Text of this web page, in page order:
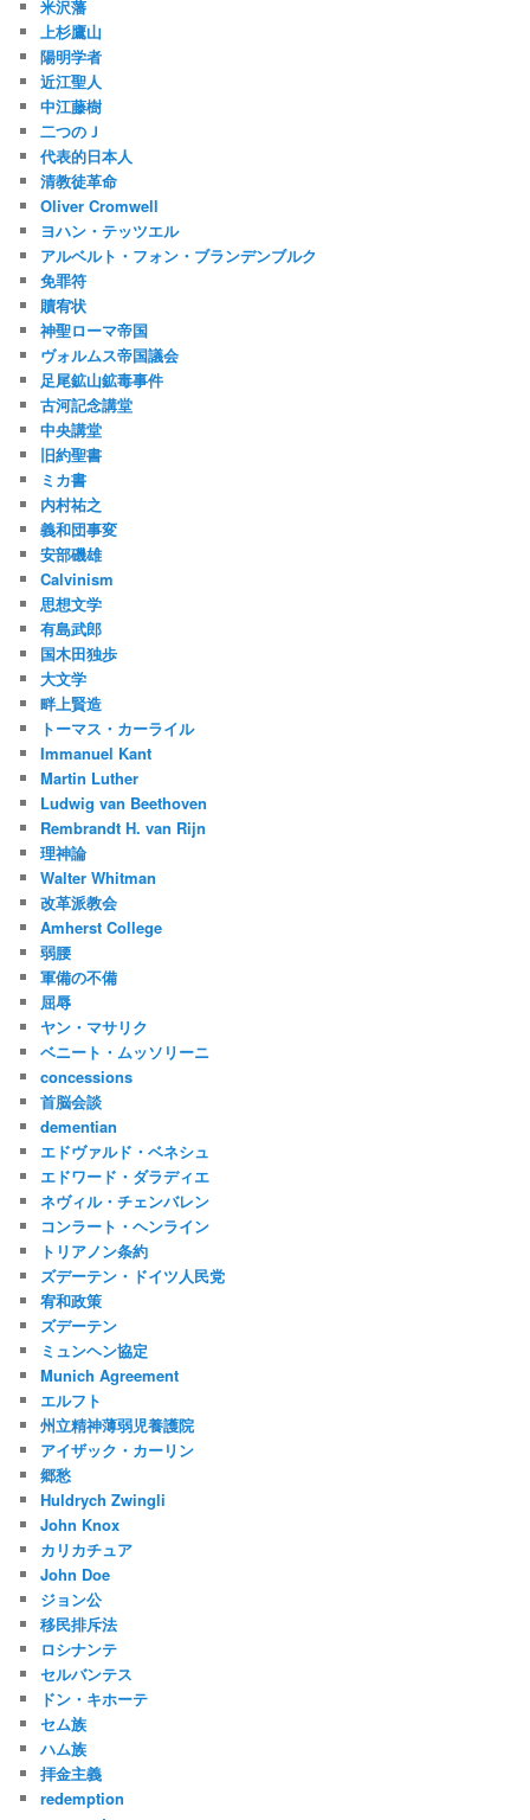
米沢藩
上杉鷹山
陽明学者
近江聖人
中江藤樹
二つのＪ
代表的日本人
清教徒革命
Oliver Cromwell
ヨハン・テッツエル
アルベルト・フォン・ブランデンブルク
免罪符
贖宥状
神聖ローマ帝国
ヴォルムス帝国議会
足尾鉱山鉱毒事件
古河記念講堂
中央講堂
旧約聖書
ミカ書
内村祐之
義和団事変
安部磯雄
Calvinism
思想文学
有島武郎
国木田独歩
大文学
畔上賢造
トーマス・カーライル
Immanuel Kant
Martin Luther
Ludwig van Beethoven
Rembrandt H. van Rijn
理神論
Walter Whitman
改革派教会
Amherst College
弱腰
軍備の不備
屈辱
ヤン・マサリク
ベニート・ムッソリーニ
concessions
首脳会談
dementian
エドヴァルド・ベネシュ
エドワード・ダラディエ
ネヴィル・チェンバレン
コンラート・ヘンライン
トリアノン条約
ズデーテン・ドイツ人民党
宥和政策
ズデーテン
ミュンヘン協定
Munich Agreement
エルフト
州立精神薄弱児養護院
アイザック・カーリン
郷愁
Huldrych Zwingli
John Knox
カリカチュア
John Doe
ジョン公
移民排斥法
ロシナンテ
セルバンテス
ドン・キホーテ
セム族
ハム族
拝金主義
redemption